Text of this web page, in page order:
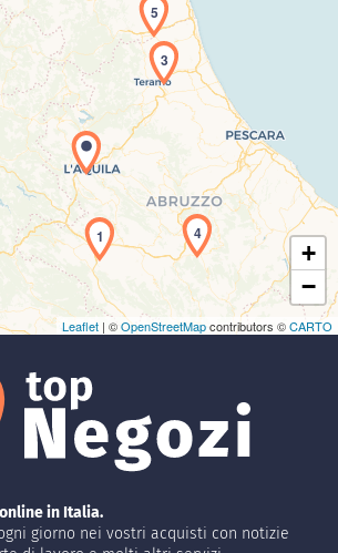
Caricamento della carta in corso...
1
3
4
5
+
−
Leaflet | ©OpenStreetMapcontributors ©CARTO
in Italia.
giorno nei vostri acquisti con notizie